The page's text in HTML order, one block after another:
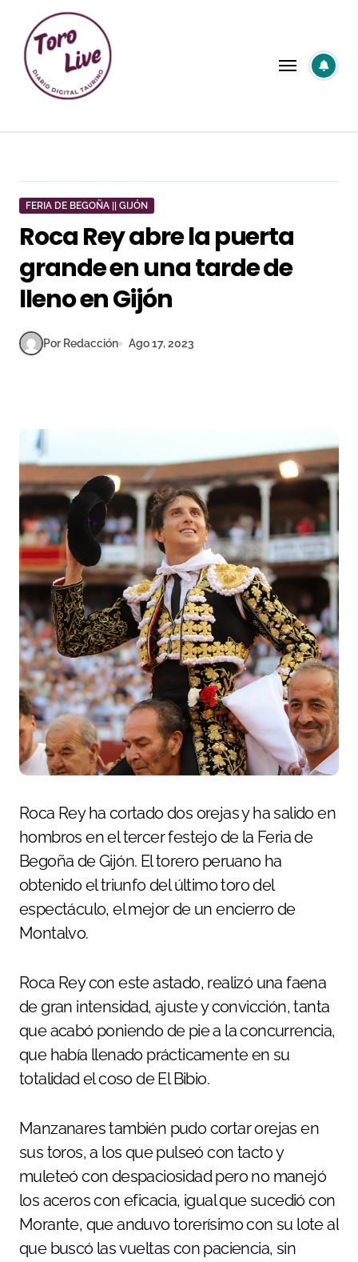
contenido
FERIA DE BEGOÑA || GIJÓN
Roca Rey abre la puerta
grande en una tarde de
lleno en Gijón
Por Redacción Ago 17, 2023
Roca Rey ha cortado dos orejas y ha salido en
hombros en el tercer festejo de la Feria de
Begoña de Gijón. El torero peruano ha
obtenido el triunfo del último toro del
espectáculo, el mejor de un encierro de
Montalvo.
Roca Rey con este astado, realizó una faena
de gran intensidad, ajuste y convicción, tanta
que acabó poniendo de pie a la concurrencia,
que había llenado prácticamente en su
totalidad el coso de El Bibio.
Manzanares también pudo cortar orejas en
sus toros, a los que pulseó con tacto y
muleteó con despaciosidad pero no manejó
los aceros con eficacia, igual que sucedió con
Morante, que anduvo torerísimo con su lote al
que buscó las vueltas con paciencia, sin